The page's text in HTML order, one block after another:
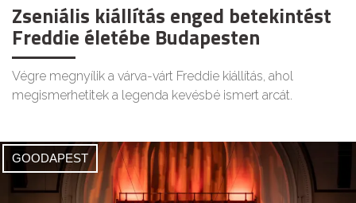
Zseniális kiállítás enged betekintést
Freddie életébe Budapesten
Végre megnyílik a várva-várt Freddie kiállítás, ahol
megismerhetitek a legenda kevésbé ismert arcát.
GOODAPEST